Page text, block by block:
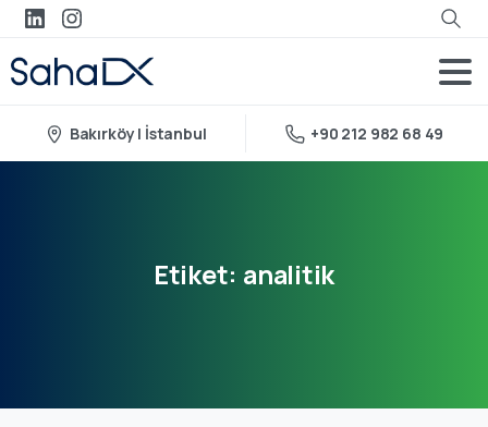
Bakırköy | İstanbul +90 212 982 68 49
Etiket: analitik